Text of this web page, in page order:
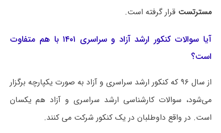
مسترتست قرار گرفته است.
آیا سوالات کنکور ارشد آزاد و سراسری ۱۴۰۱ با هم متفاوت
است؟
از سال ۹۶ که کنکور ارشد سراسری و آزاد به صورت یکپارچه برگزار
می‌شود، سوالات کارشناسی ارشد سراسری و آزاد هم یکسان
است. در واقع داوطلبان در یک کنکور شرکت می کنند.